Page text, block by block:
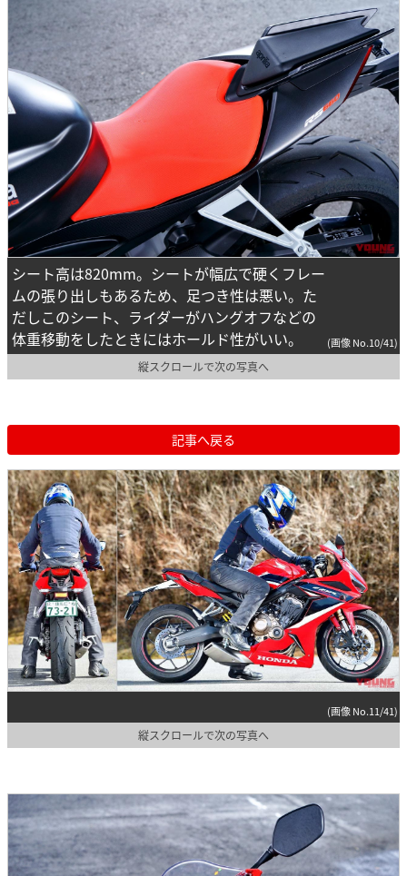
シート高は820mm。シートが幅広で硬くフレー
ムの張り出しもあるため、足つき性は悪い。た
だしこのシート、ライダーがハングオフなどの
体重移動をしたときにはホールド性がいい。
(画像 No.10/41)
縦スクロールで次の写真へ
記事へ戻る
(画像 No.11/41)
縦スクロールで次の写真へ